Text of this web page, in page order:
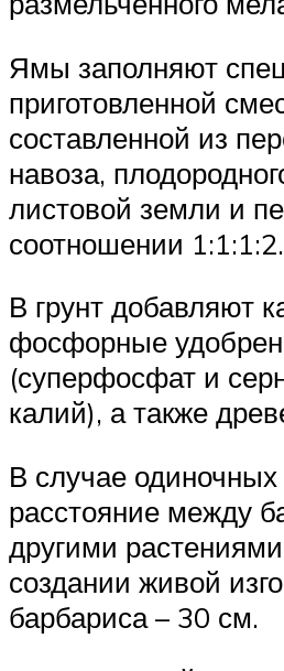
Ямы заполняют
приготовленной
составленной из
навоза,
листовой земли и
соотношении 1:1:1:2.
В грунт добавляют
фосфорные
(суперфосфат и
калий), а также
В случае одиночных
расстояние между
другими
создании живой
барбариса – 30 см.